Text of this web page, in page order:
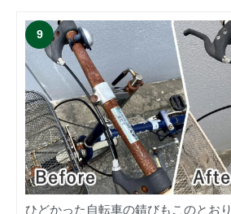
ひどかった自転車の錆びもこのとお